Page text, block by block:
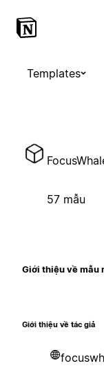
Templates
57 mẫu
Giới thiệu về mẫu
Giới thiệu về tác giả